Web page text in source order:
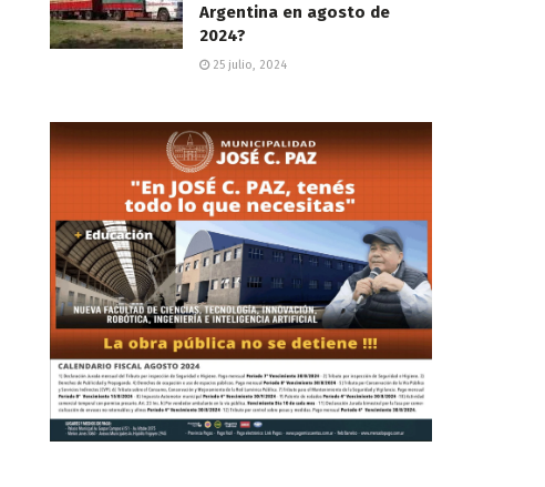
Argentina en agosto de
2024?
25 julio, 2024